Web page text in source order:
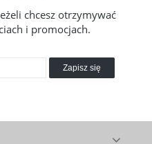
chcesz otrzymywać
i promocjach.
Zapisz się